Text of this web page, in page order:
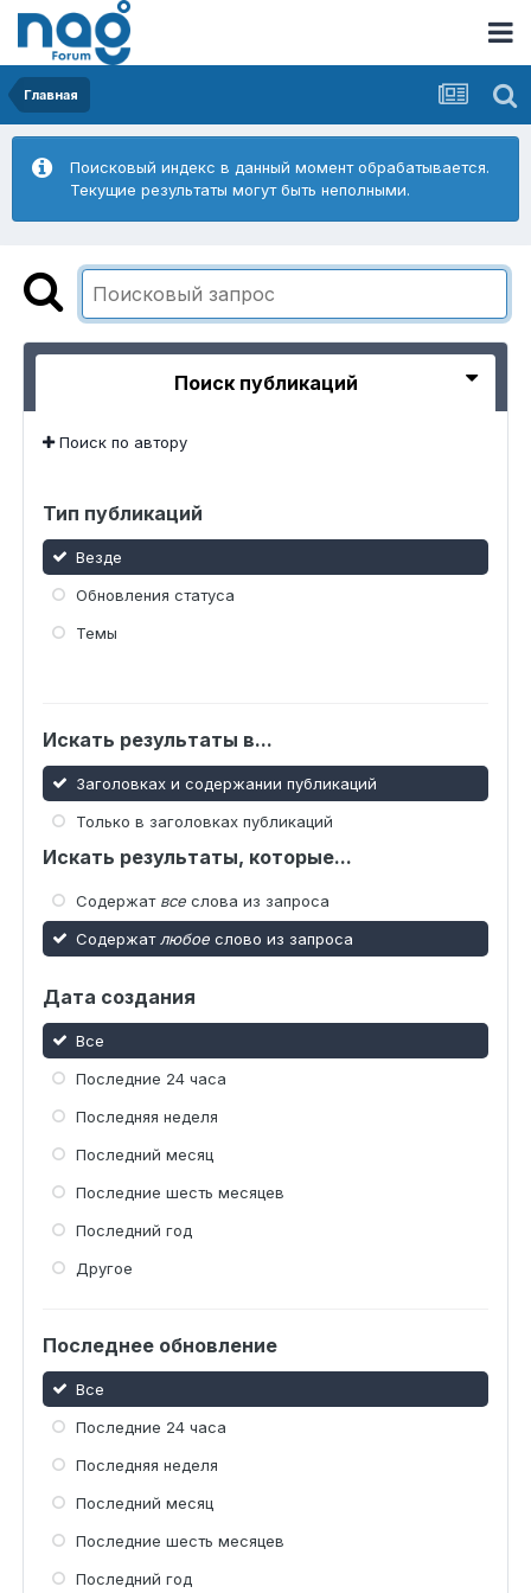
Главная
Поисковый индекс в данный момент обрабатывается.
Текущие результаты могут быть неполными.
Поиск публикаций
Поиск по автору
Тип публикаций
Везде
Обновления статуса
Темы
Искать результаты в...
Заголовках и содержании публикаций
Только в заголовках публикаций
Искать результаты, которые...
Содержат все слова из запроса
Содержат любое слово из запроса
Дата создания
Все
Последние 24 часа
Последняя неделя
Последний месяц
Последние шесть месяцев
Последний год
Другое
Последнее обновление
Все
Последние 24 часа
Последняя неделя
Последний месяц
Последние шесть месяцев
Последний год